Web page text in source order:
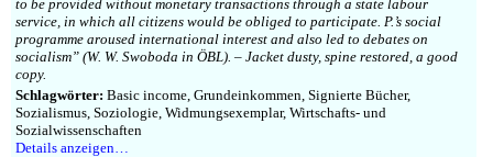
to be provided without monetary transactions through a state labour
service, in which all citizens would be obliged to participate. P.’s social
programme aroused international interest and also led to debates on
socialism” (W. W. Swoboda in ÖBL). – Jacket dusty, spine restored, a good
copy.
Schlagwörter: Basic income, Grundeinkommen, Signierte Bücher,
Sozialismus, Soziologie, Widmungsexemplar, Wirtschafts- und
Sozialwissenschaften
Details anzeigen…